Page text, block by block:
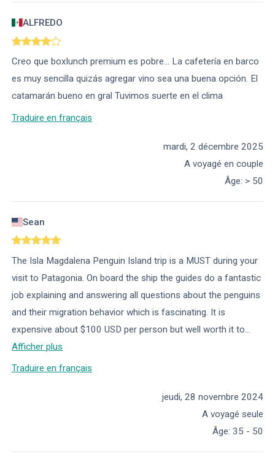
ALFREDO
Creo que boxlunch premium es pobre... La cafetería en barco
es muy sencilla quizás agregar vino sea una buena opción. El
catamarán bueno en gral Tuvimos suerte en el clima
Traduire en français
mardi, 2 décembre 2025
A voyagé en couple
Âge: > 50
Sean
The Isla Magdalena Penguin Island trip is a MUST during your
visit to Patagonia. On board the ship the guides do a fantastic
job explaining and answering all questions about the penguins
and their migration behavior which is fascinating. It is
expensive about $100 USD per person but well worth it to...
Afficher plus
Traduire en français
jeudi, 28 novembre 2024
A voyagé seule
Âge: 35 - 50